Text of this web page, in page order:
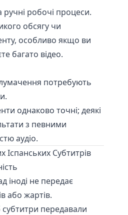
робочі процеси.
обсягу чи
особливо якщо ви
багато відео.
потребують
однаково точні; деякі
з певними
аудіо.
Іспанських Субтитрів
іноді не передає
або жартів.
передавали